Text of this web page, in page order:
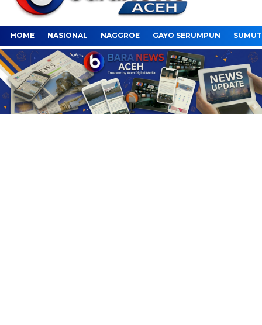
HOME NASIONAL NAGGROE GAYO SERUMPUN SUMUT